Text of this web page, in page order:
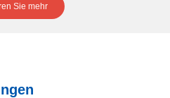
Sie mehr